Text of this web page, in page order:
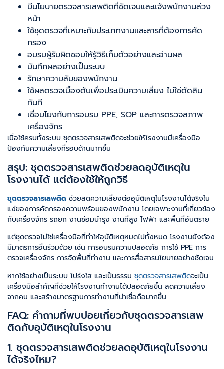
มีนโยบายตรวจสารเสพติดที่ชัดเจนและแจ้งพนักงานล่วง
หน้า
ใช้ชุดตรวจที่เหมาะกับประเภทงานและสารที่ต้องการคัด
กรอง
อบรมผู้รับผิดชอบให้รู้วิธีเก็บตัวอย่างและอ่านผล
บันทึกผลอย่างเป็นระบบ
รักษาความลับของพนักงาน
ใช้ผลตรวจเบื้องต้นเพื่อประเมินความเสี่ยง ไม่ใช่ตัดสิน
ทันที
เชื่อมโยงกับการอบรม PPE, SOP และการตรวจสภาพ
เครื่องจักร
เมื่อใช้ครบทั้งระบบ ชุดตรวจสารเสพติดจะช่วยให้โรงงานมีเครื่องมือ
ป้องกันความเสี่ยงที่รอบด้านมากขึ้น
สรุป: ชุดตรวจสารเสพติดช่วยลดอุบัติเหตุใน
โรงงานได้ แต่ต้องใช้ให้ถูกวิธี
ชุดตรวจสารเสพติด ช่วยลดความเสี่ยงต่ออุบัติเหตุในโรงงานได้จริงใน
แง่ของการคัดกรองความพร้อมของพนักงาน โดยเฉพาะงานที่เกี่ยวข้อง
กับเครื่องจักร รถยก งานซ่อมบำรุง งานที่สูง ไฟฟ้า และพื้นที่อันตราย
แต่ชุดตรวจไม่ใช่เครื่องมือที่ทำให้อุบัติเหตุหมดไปทั้งหมด โรงงานยังต้อง
มีมาตรการอื่นร่วมด้วย เช่น การอบรมความปลอดภัย การใช้ PPE การ
ตรวจเครื่องจักร การจัดพื้นที่ทำงาน และการสื่อสารนโยบายอย่างชัดเจน
หากใช้อย่างเป็นระบบ โปร่งใส และเป็นธรรม ชุดตรวจสารเสพติดจะเป็น
เครื่องมือสำคัญที่ช่วยให้โรงงานทำงานได้ปลอดภัยขึ้น ลดความเสี่ยง
จากคน และสร้างมาตรฐานการทำงานที่น่าเชื่อถือมากขึ้น
FAQ: คำถามที่พบบ่อยเกี่ยวกับชุดตรวจสารเสพ
ติดกับอุบัติเหตุในโรงงาน
1. ชุดตรวจสารเสพติดช่วยลดอุบัติเหตุในโรงงาน
ได้จริงไหม?